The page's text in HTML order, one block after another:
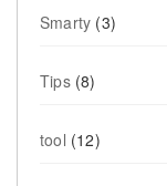
Smarty (3)
Tips(8)
tool (12)